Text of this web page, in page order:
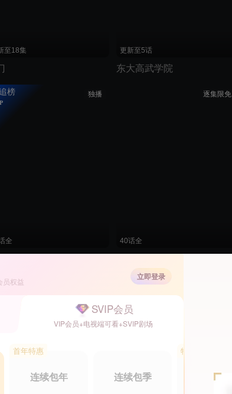
至18集 更新至5话
东大高武学院
独播
榜
全
逐集限免
40话全
新
员权益 立即登录
SVIP会员
VIP会员+电视端可看+SVIP剧场
首年特惠
连续包年 连续包季
特惠5.5折
年卡